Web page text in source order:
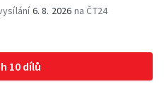
6. 8. 2026 na ČT24
10 dílů